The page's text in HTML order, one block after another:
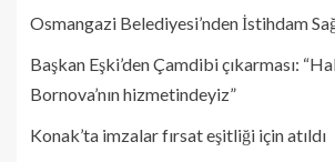
Osmangazi Belediyesi’nden İstihdam
Başkan Eşki’den Çamdibi çıkarması:
Bornova’nın hizmetindeyiz”
Konak’ta imzalar fırsat eşitliği için atıldı